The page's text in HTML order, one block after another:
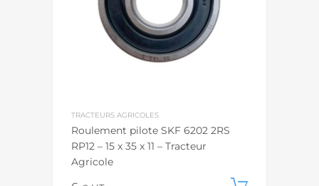
TRACTEURS AGRICOLES
Roulement pilote SKF 6202 2RS
RP12 – 15 x 35 x 11 – Tracteur
Agricole